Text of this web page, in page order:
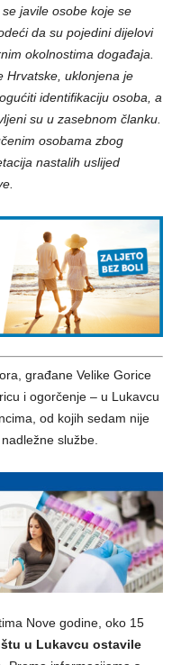
javile osobe koje se
da su pojedini dijelovi
okolnostima događaja.
Hrvatske, uklonjena je
identifikaciju osoba, a
su u zasebnom članku.
osobama zbog
nastalih uslijed
građane Velike Gorice
i ogorčenje – u Lukavcu
od kojih sedam nije
službe.
Nove godine, oko 15
u Lukavcu ostavile